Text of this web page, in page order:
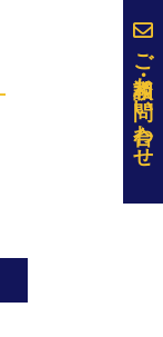
ご相談・
お問い合わせ